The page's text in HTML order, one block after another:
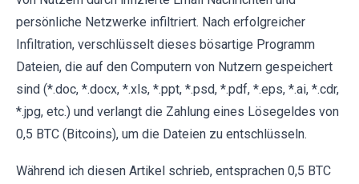
persönliche Netzwerke infiltriert. Nach erfolgreicher
Infiltration, verschlüsselt dieses bösartige Programm
Dateien, die auf den Computern von Nutzern gespeichert
sind (*.doc, *.docx, *.xls, *.ppt, *.psd, *.pdf, *.eps, *.ai, *.cdr,
*.jpg, etc.) und verlangt die Zahlung eines Lösegeldes von
0,5 BTC (Bitcoins), um die Dateien zu entschlüsseln.
Während ich diesen Artikel schrieb, entsprachen 0,5 BTC